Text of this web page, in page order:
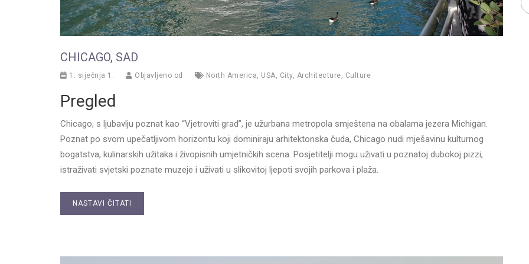
CHICAGO, SAD
1. siječnja 1. Objavljeno od North America USA City, Architecture Culture
Pregled
Chicago, s ljubavlju poznat kao “Vjetroviti grad”, je užurbana metropola smještena na obalama jezera Michigan.
Poznat po svom upečatljivom horizontu koji dominiraju arhitektonska čuda, Chicago nudi mješavinu kulturnog
bogatstva, kulinarskih užitaka i živopisnih umjetničkih scena. Posjetitelji mogu uživati u poznatoj dubokoj pizzi,
istraživati svjetski poznate muzeje i uživati u slikovitoj ljepoti svojih parkova i plaža.
NASTAVI ČITATI